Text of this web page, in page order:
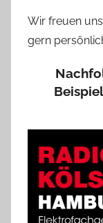
Wir freuen
gern